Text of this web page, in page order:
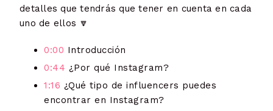
detalles que tendrás que tener en cuenta en cada
uno de ellos 🔽
0:00 Introducción
0:44 ¿Por qué Instagram?
1:16 ¿Qué tipo de influencers puedes
encontrar en Instagram?